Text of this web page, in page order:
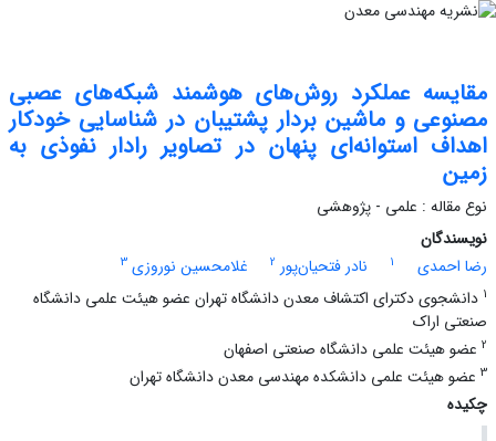
مقایسه عملکرد روش‌های هوشمند شبکه‌های عصبی
مصنوعی و ماشین بردار پشتیبان در شناسایی خودکار
اهداف استوانه‌ای پنهان در تصاویر رادار نفوذی به
زمین
نوع مقاله : علمی - پژوهشی
نویسندگان
رضا احمدی
1 نادر فتحیان‌پور 2 غلامحسین نوروزی 3
1 دانشجوی دکترای اکتشاف معدن دانشگاه تهران عضو هیئت علمی دانشگاه
صنعتی اراک
2 عضو هیئت علمی دانشگاه صنعتی اصفهان
3 عضو هیئت علمی دانشکده مهندسی معدن دانشگاه تهران
چکیده